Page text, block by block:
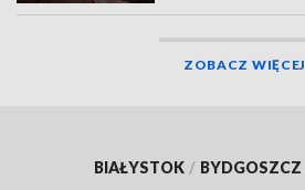
ZOBACZ WIĘCEJ
BIAŁYSTOK / BYDGOSZCZ